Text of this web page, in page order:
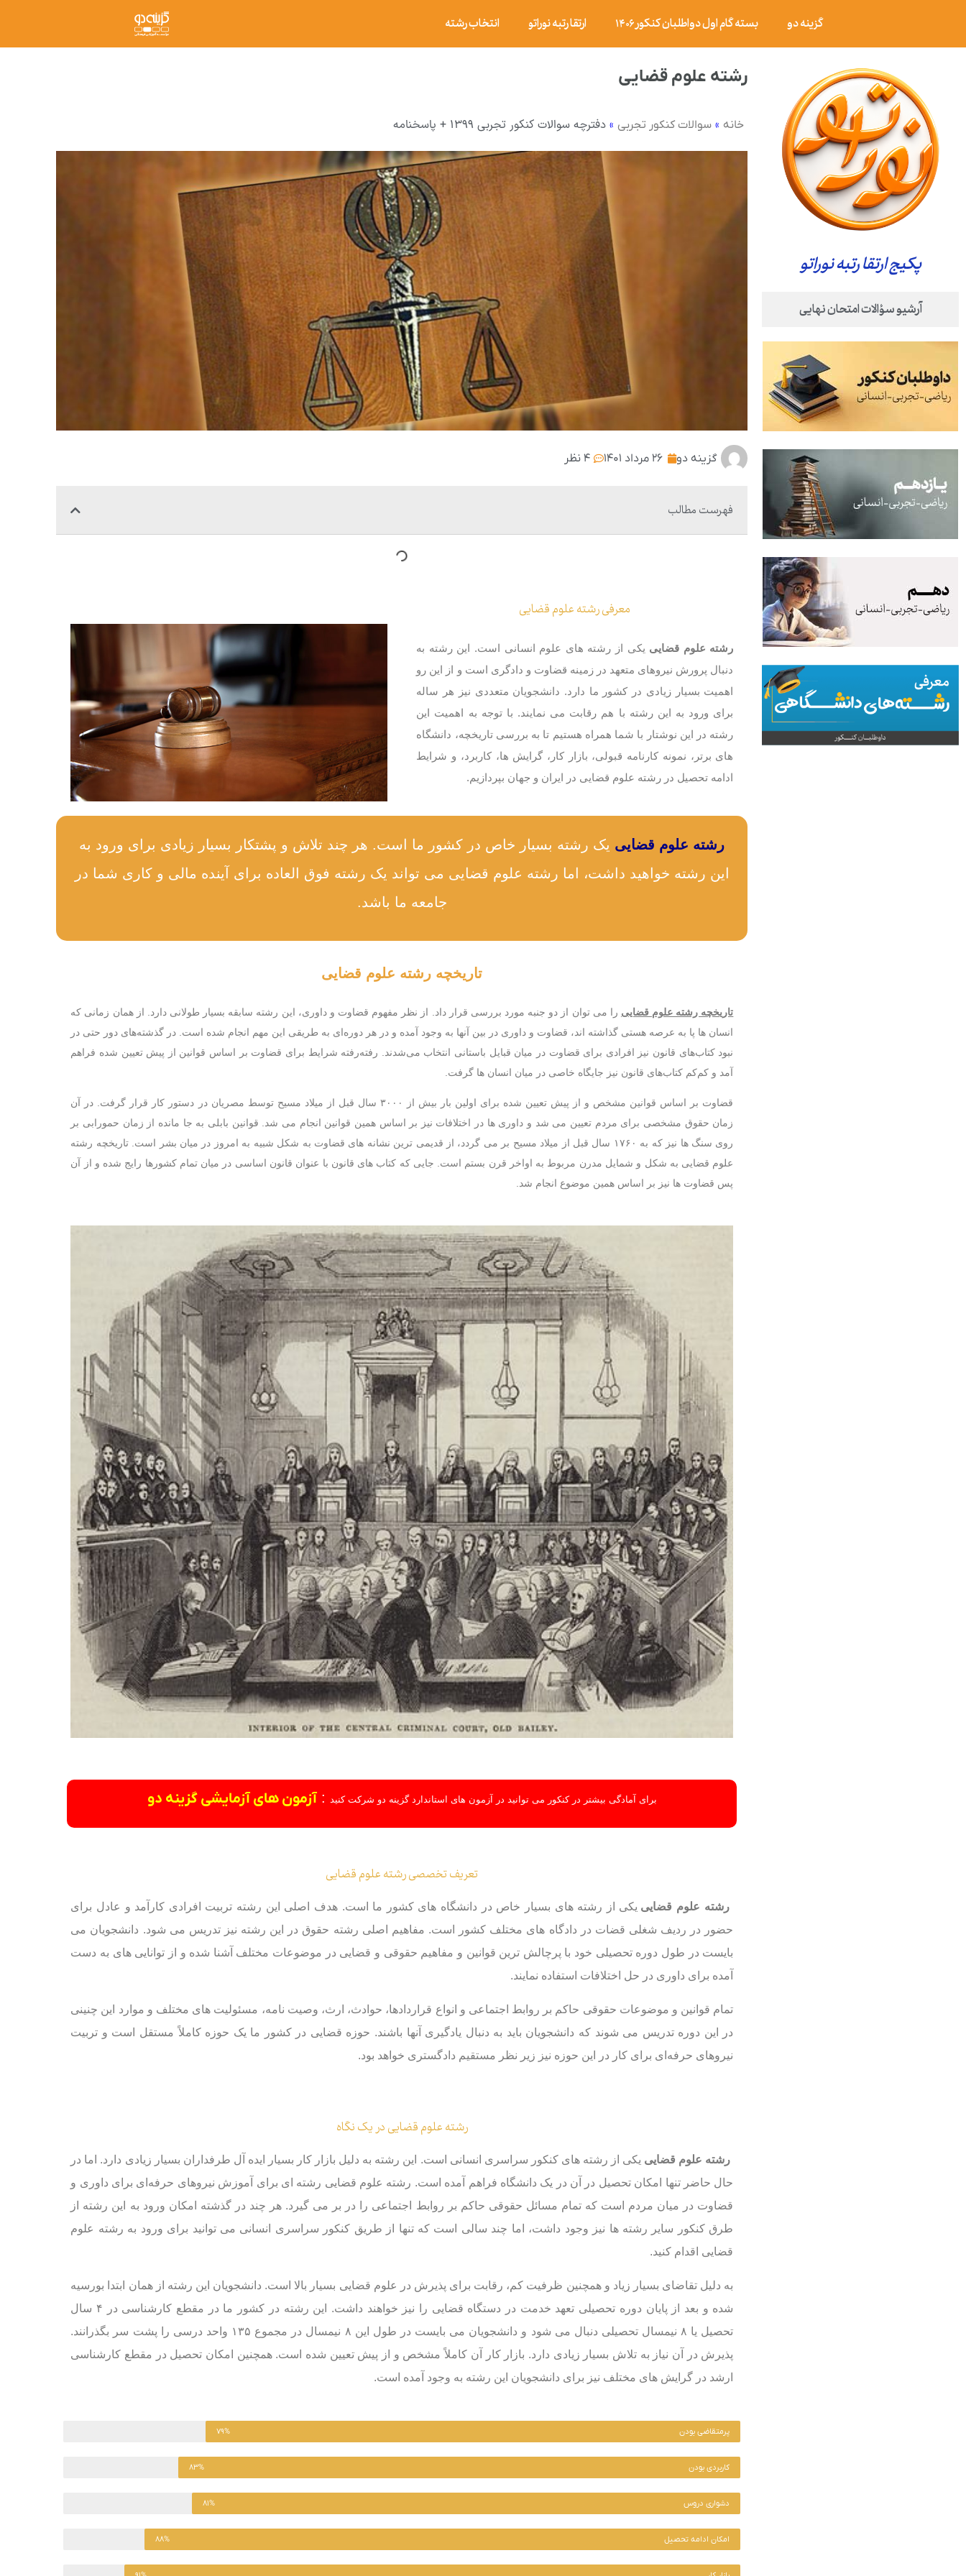
گزینه دو بسته گام اول دواطلبان کنکور ۱۴۰۶ ارتقا رتبه نوراتو انتخاب رشته
پکیج ارتقا رتبه نوراتو
آرشیو سؤالات امتحان نهایی
رشته علوم قضایی
خانه » سوالات کنکور تجربی » دفترچه سوالات کنکور تجربی ۱۳۹۹ + پاسخنامه
گزینه دو ۲۶ مرداد ۱۴۰۱ ۴ نظر
فهرست مطالب
معرفی رشته علوم قضایی
رشته علوم قضایی یکی از رشته های علوم انسانی است. این رشته به
دنبال پرورش نیروهای متعهد در زمینه قضاوت و دادگری است و از این رو
اهمیت بسیار زیادی در کشور ما دارد. دانشجویان متعددی نیز هر ساله
برای ورود به این رشته با هم رقابت می نمایند. با توجه به اهمیت این
رشته در این نوشتار با شما همراه هستیم تا به بررسی تاریخچه، دانشگاه
‌های برتر، نمونه کارنامه قبولی، بازار کار، گرایش ها، کاربرد، و شرایط
ادامه تحصیل در رشته علوم قضایی در ایران و جهان بپردازیم.
رشته علوم قضایی یک رشته بسیار خاص در کشور ما است. هر چند تلاش و پشتکار بسیار زیادی برای ورود به
این رشته خواهید داشت، اما رشته علوم قضایی می تواند یک رشته فوق العاده برای آینده مالی و کاری شما در
جامعه ما باشد.
تاریخچه رشته علوم قضایی
تاریخچه رشته علوم قضایی را می توان از دو جنبه مورد بررسی قرار داد. از نظر مفهوم قضاوت و داوری، این رشته سابقه بسیار طولانی دارد. از همان زمانی که
انسان ها پا به عرصه هستی گذاشته اند، قضاوت و داوری در بین آنها به وجود آمده و در هر دوره‌ای به طریقی این مهم انجام شده است. در گذشته‌های دور حتی در
نبود کتاب‌های قانون نیز افرادی برای قضاوت در میان قبایل باستانی انتخاب می‌شدند. رفته‌رفته شرایط برای قضاوت بر اساس قوانین از پیش تعیین شده فراهم
آمد و کم‌کم کتاب‌های قانون نیز جایگاه خاصی در میان انسان ها گرفت.
قضاوت بر اساس قوانین مشخص و از پیش تعیین شده برای اولین بار بیش از ۳۰۰۰ سال قبل از میلاد مسیح توسط مصریان در دستور کار قرار گرفت. در آن
زمان حقوق مشخصی برای مردم تعیین می شد و داوری ها در اختلافات نیز بر اساس همین قوانین انجام می شد. قوانین بابلی به جا مانده از زمان حمورابی بر
روی سنگ ها نیز که به ۱۷۶۰ سال قبل از میلاد مسیح بر می گردد، از قدیمی ترین نشانه های قضاوت به شکل شبیه به امروز در میان بشر است. تاریخچه رشته
علوم قضایی به شکل و شمایل مدرن مربوط به اواخر قرن بستم است. جایی که کتاب های قانون با عنوان قانون اساسی در میان تمام کشورها رایج شده و از آن
پس قضاوت ها نیز بر اساس همین موضوع انجام شد.
برای آمادگی بیشتر در کنکور می توانید در آزمون های استاندارد گزینه دو شرکت کنید :آزمون های آزمایشی گزینه دو
تعریف تخصصی رشته علوم قضایی
رشته علوم قضایی یکی از رشته های بسیار خاص در دانشگاه های کشور ما است. هدف اصلی این رشته تربیت افرادی کارآمد و عادل برای
حضور در ردیف شغلی قضات در دادگاه های مختلف کشور است. مفاهیم اصلی رشته حقوق در این رشته نیز تدریس می شود. دانشجویان می
بایست در طول دوره تحصیلی خود با پرچالش ترین قوانین و مفاهیم حقوقی و قضایی در موضوعات مختلف آشنا شده و از توانایی های به دست
آمده برای داوری در حل اختلافات استفاده نمایند.
تمام قوانین و موضوعات حقوقی حاکم بر روابط اجتماعی و انواع قراردادها، حوادث، ارث، وصیت نامه، مسئولیت های مختلف و موارد این چنینی
در این دوره تدریس می شوند که دانشجویان باید به دنبال یادگیری آنها باشند. حوزه قضایی در کشور ما یک حوزه کاملاً مستقل است و تربیت
نیروهای حرفه‌ای برای کار در این حوزه نیز زیر نظر مستقیم دادگستری خواهد بود.
رشته علوم قضایی در یک نگاه
رشته علوم قضایی یکی از رشته های کنکور سراسری انسانی است. این رشته به دلیل بازار کار بسیار ایده آل طرفداران بسیار زیادی دارد. اما در
حال حاضر تنها امکان تحصیل در آن در یک دانشگاه فراهم آمده است. رشته علوم قضایی رشته ای برای آموزش نیروهای حرفه‌ای برای داوری و
قضاوت در میان مردم است که تمام مسائل حقوقی حاکم بر روابط اجتماعی را در بر می گیرد. هر چند در گذشته امکان ورود به این رشته از
طرق کنکور سایر رشته ها نیز وجود داشت، اما چند سالی است که تنها از طریق کنکور سراسری انسانی می توانید برای ورود به رشته علوم
قضایی اقدام کنید.
به دلیل تقاضای بسیار زیاد و همچنین ظرفیت کم، رقابت برای پذیرش در علوم قضایی بسیار بالا است. دانشجویان این رشته از همان ابتدا بورسیه
شده و بعد از پایان دوره تحصیلی تعهد خدمت در دستگاه قضایی را نیز خواهند داشت. این رشته در کشور ما در مقطع کارشناسی در ۴ سال
تحصیل یا ۸ نیمسال تحصیلی دنبال می شود و دانشجویان می بایست در طول این ۸ نیمسال در مجموع ۱۳۵ واحد درسی را پشت سر بگذرانند.
پذیرش در آن نیاز به تلاش بسیار زیادی دارد. بازار کار آن کاملاً مشخص و از پیش تعیین شده است. همچنین امکان تحصیل در مقطع کارشناسی
ارشد در گرایش های مختلف نیز برای دانشجویان این رشته به وجود آمده است.
پرمتقاضی بودن ۷۹%
کاربردی بودن ۸۳%
دشواری دروس ۸۱%
امکان ادامه تحصیل ۸۸%